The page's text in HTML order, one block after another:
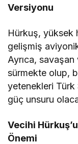
Versiyonu
Hürkuş, yüksek
gelişmiş
Ayrıca,
sürmekte olup,
yetenekleri Türk
güç unsuru
Vecihi
Önemi